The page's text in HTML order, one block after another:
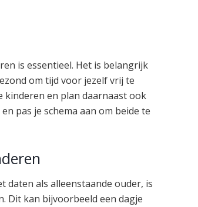
is essentieel. Het is belangrijk
om tijd voor jezelf vrij te
en plan daarnaast ook
pas je schema aan om beide te
daten als alleenstaande ouder, is
Dit kan bijvoorbeeld een dagje